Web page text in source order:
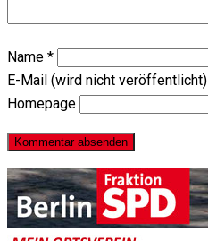
Name *
E-Mail (wird nicht veröffentlicht)
Homepage